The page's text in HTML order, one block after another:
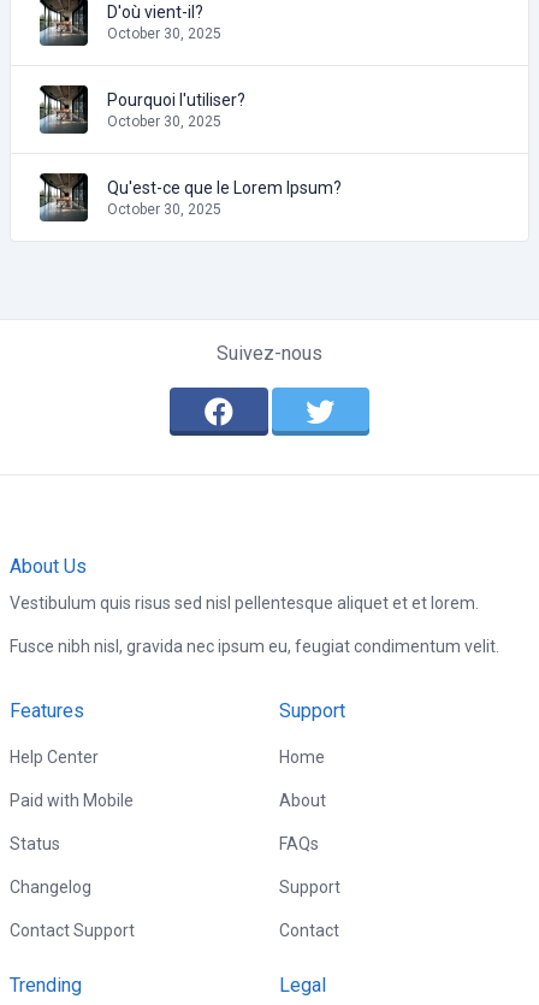
D'où vient-il?
October 30, 2025
Pourquoi l'utiliser?
October 30, 2025
Qu'est-ce que le Lorem Ipsum?
October 30, 2025
Suivez-nous
About Us
Vestibulum quis risus sed nisl pellentesque aliquet et et lorem.
Fusce nibh nisl, gravida nec ipsum eu, feugiat condimentum velit.
Features
Help Center
Paid with Mobile
Status
Changelog
Contact Support
Support
Home
About
FAQs
Support
Contact
Trending Legal